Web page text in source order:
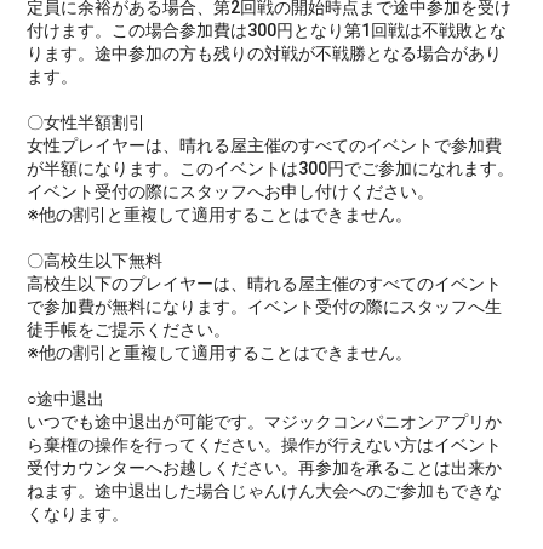
定員に余裕がある場合、第2回戦の開始時点まで途中参加を受け
付けます。この場合参加費は300円となり第1回戦は不戦敗とな
ります。途中参加の方も残りの対戦が不戦勝となる場合があり
ます。
〇女性半額割引
女性プレイヤーは、晴れる屋主催のすべてのイベントで参加費
が半額になります。このイベントは300円でご参加になれます。
イベント受付の際にスタッフへお申し付けください。
※他の割引と重複して適用することはできません。
〇高校生以下無料
高校生以下のプレイヤーは、晴れる屋主催のすべてのイベント
で参加費が無料になります。イベント受付の際にスタッフへ生
徒手帳をご提示ください。
※他の割引と重複して適用することはできません。
○途中退出
いつでも途中退出が可能です。マジックコンパニオンアプリか
ら棄権の操作を行ってください。操作が行えない方はイベント
受付カウンターへお越しください。再参加を承ることは出来か
ねます。途中退出した場合じゃんけん大会へのご参加もできな
くなります。